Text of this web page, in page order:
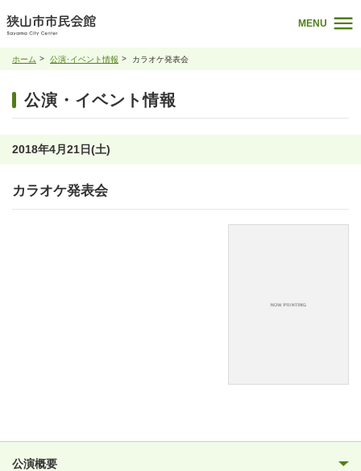
MENU
ホーム 公演･イベント情報 カラオケ発表会
公演・イベント情報
2018年4月21日(土)
カラオケ発表会
公演概要